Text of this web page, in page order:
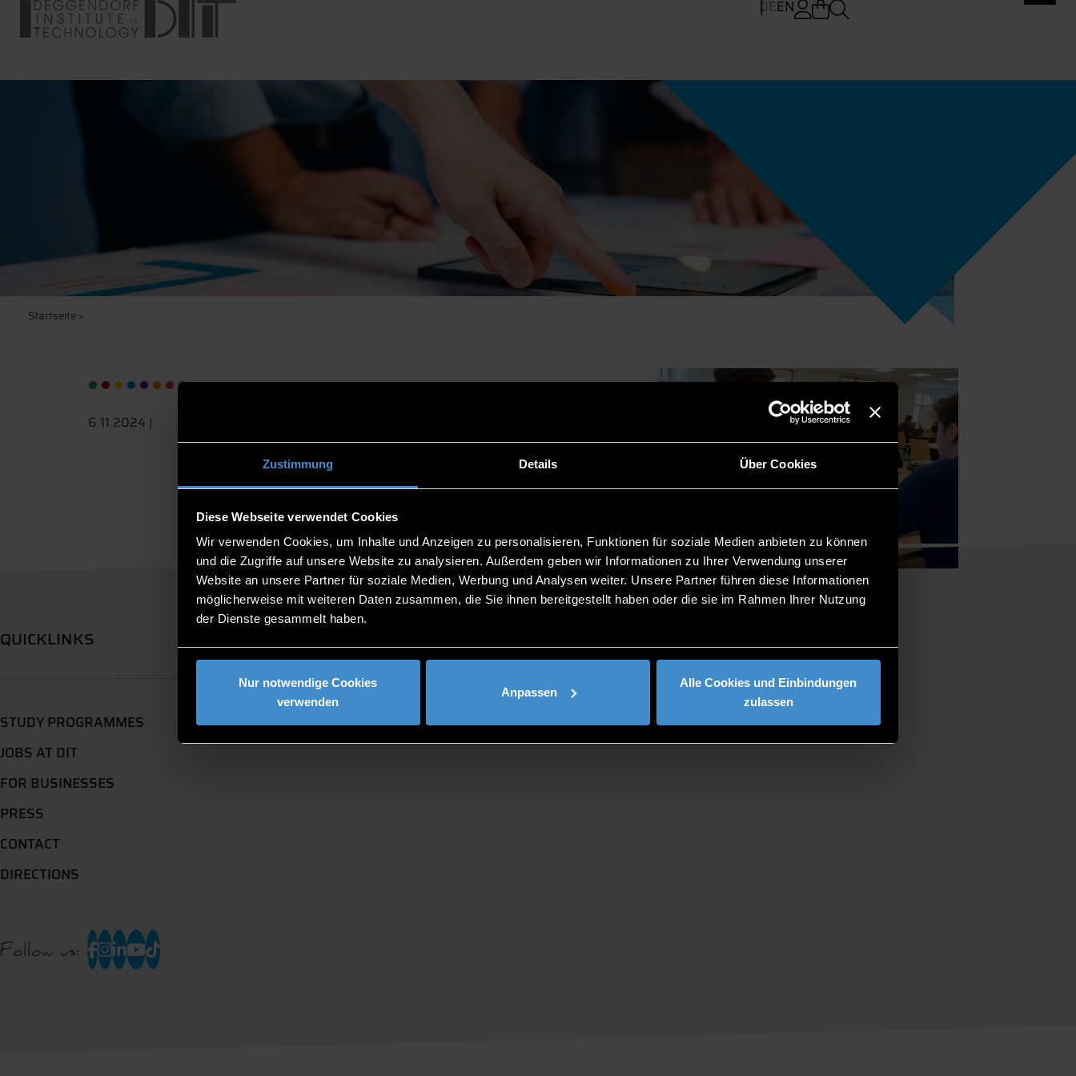
Zustimmung Details Über Cookies
Diese Webseite verwendet Cookies
Wir verwenden Cookies, um Inhalte und Anzeigen zu personalisieren, Funktionen für soziale Medien anbieten zu können
und die Zugriffe auf unsere Website zu analysieren. Außerdem geben wir Informationen zu Ihrer Verwendung unserer
Website an unsere Partner für soziale Medien, Werbung und Analysen weiter. Unsere Partner führen diese Informationen
möglicherweise mit weiteren Daten zusammen, die Sie ihnen bereitgestellt haben oder die sie im Rahmen Ihrer Nutzung
der Dienste gesammelt haben.
Nur notwendige Cookies
verwenden
Anpassen
Alle Cookies und Einbindungen
zulassen
DEEN
Startseite>
6.11.2024 |
QUICKLINKS
STUDY PROGRAMMES
JOBS AT DIT
FOR BUSINESSES
PRESS
CONTACT
DIRECTIONS
Follow us: